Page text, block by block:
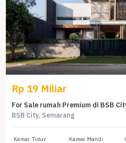
Rp 19 Miliar
For Sale rumah Premium di BSB
BSB City, Semarang
Kamar Tidur Kamar Mandi